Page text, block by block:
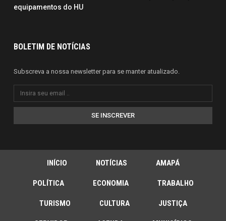
equipamentos do HU
BOLETIM DE NOTÍCIAS
Subscreva a nossa newsletter para se manter atualizado.
SE INSCREVER
INÍCIO NOTÍCIAS AMAPÁ
POLÍTICA ECONOMIA TRABALHO
TURISMO CULTURA JUSTIÇA